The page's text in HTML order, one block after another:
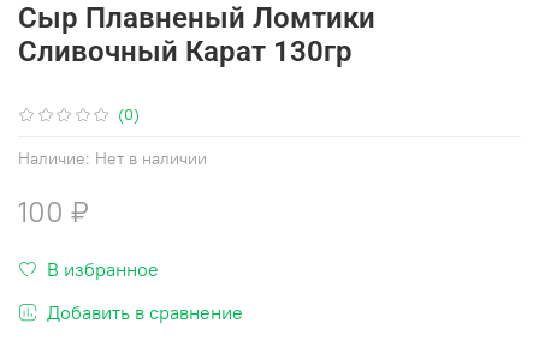
(0)
Наличие: Нет в наличии
Сыр Плавненый Ломтики
Сливочный Карат 130гр
100 ₽
В избранное
Добавить в сравнение